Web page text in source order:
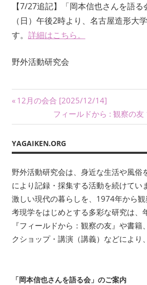
動
を
続
て
い
す。
考
を
は
じ
め
と
す
る
多
彩
究
【7/27追記】「岡本信也さんを語
（日）午後2時より、名古屋造形大
す。 詳細はこちら。
野外活動研究会
投
稿
ナ
ゲ
ー
シ
ョ
前
記
事:
12月の会合 [2025/12/14]
次
の
記
事:
フィールドから : 観察の
YAGAIKEN.ORG
野外活動研究会は、身近な生活や風俗
により記録・採集する活動を続けてい
激しい現代の暮らしを、1974年から観
考現学をはじめとする多彩な研究は、
『フィールドから：観察の友』や書籍
クショップ・講演（講義）などにより
「岡本信也さんを語る会」のご案内